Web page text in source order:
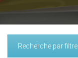
Recherche par filtre